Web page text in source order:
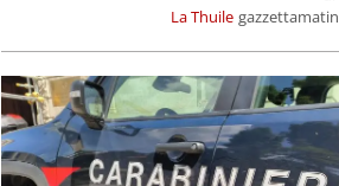
La Thuile gazzettamatin